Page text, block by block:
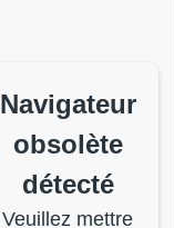
Navigateur
obsolète
détecté
Veuillez mettre